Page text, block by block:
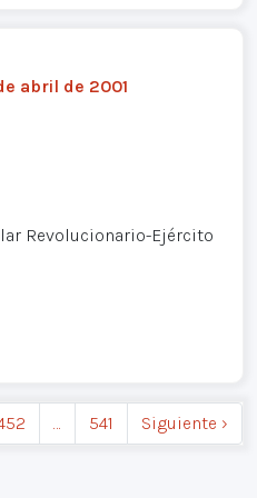
abril de 2001
Revolucionario-Ejército
… 541 Siguiente ›